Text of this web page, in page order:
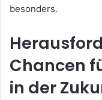
besonders.
Chancen
in der